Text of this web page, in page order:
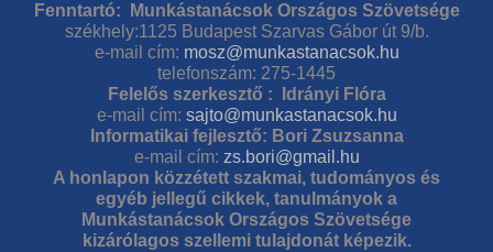
Fenntartó: Munkástanácsok Országos Szövetsége
székhely:1125 Budapest Szarvas Gábor út 9/b.
e-mail cím: mosz@munkastanacsok.hu
telefonszám: 275-1445
Felelős szerkesztő : Idrányi Flóra
e-mail cím: sajto@munkastanacsok.hu
Informatikai fejlesztő: Bori Zsuzsanna
e-mail cím: zs.bori@gmail.hu
A honlapon közzétett szakmai, tudományos és
egyéb jellegű cikkek, tanulmányok a
Munkástanácsok Országos Szövetsége
kizárólagos szellemi tulajdonát képezik.